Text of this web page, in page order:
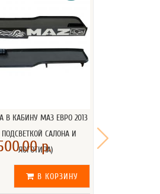
В КАБИНУ МАЗ ЕВРО 2013
ПОДСВЕТКОЙ САЛОНА И
ЛОГОТИПА)
р.
В КОРЗИНУ